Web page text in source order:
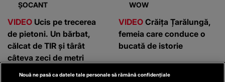
ȘOCANT
VIDEO Ucis pe trecerea
de pietoni. Un bărbat,
călcat de TIR și târât
câteva zeci de metri
WOW
VIDEO Crăița Țarălungă,
femeia care conduce o
bucată de istorie
Nouă ne pasă ca datele tale personale să rămână confidențiale